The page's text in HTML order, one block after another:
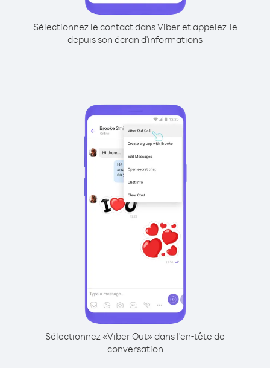
Sélectionnez le contact dans Viber et appelez-le
depuis son écran d'informations
Sélectionnez «Viber Out» dans l'en-tête de
conversation